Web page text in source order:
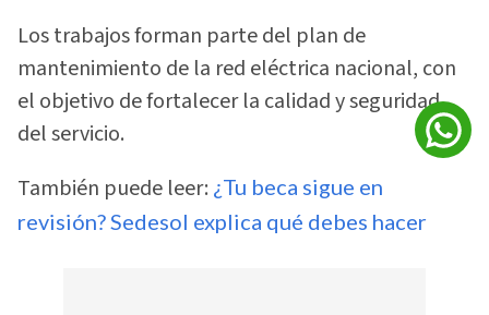
Los trabajos forman parte del plan de
mantenimiento de la red eléctrica nacional, con
el objetivo de fortalecer la calidad y seguridad
del servicio.
También puede leer: ¿Tu beca sigue en
revisión? Sedesol explica qué debes hacer